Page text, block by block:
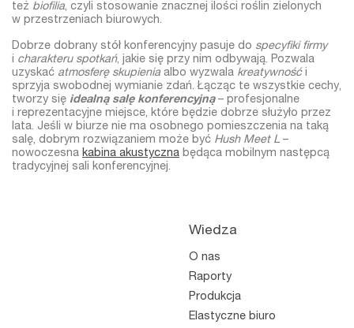
też biofilia, czyli stosowanie znacznej ilości roślin zielonych
w przestrzeniach biurowych.
Dobrze dobrany stół konferencyjny pasuje do specyfiki firmy
i charakteru spotkań, jakie się przy nim odbywają. Pozwala
uzyskać atmosferę skupienia albo wyzwala kreatywność i
sprzyja swobodnej wymianie zdań. Łącząc te wszystkie cechy,
tworzy się idealną salę konferencyjną– profesjonalne
i reprezentacyjne miejsce, które będzie dobrze służyło przez
lata. Jeśli w biurze nie ma osobnego pomieszczenia na taką
salę, dobrym rozwiązaniem może być Hush Meet L –
nowoczesna kabina akustyczna będąca mobilnym następcą
tradycyjnej sali konferencyjnej.
Wiedza
O nas
Raporty
Produkcja
Elastyczne biuro